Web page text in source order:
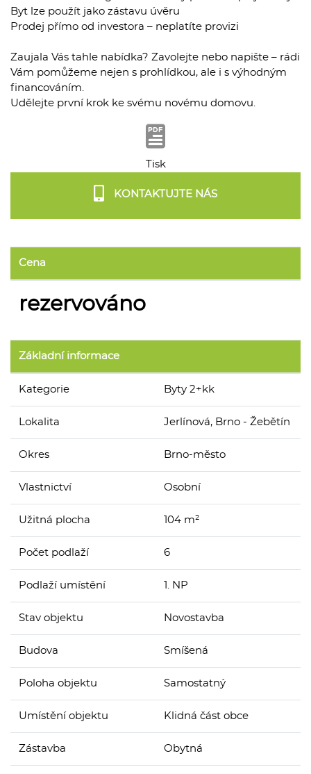
Byt lze použít jako zástavu úvěru
Prodej přímo od investora – neplatíte provizi
Zaujala Vás tahle nabídka? Zavolejte nebo napište – rádi
Vám pomůžeme nejen s prohlídkou, ale i s výhodným
financováním.
Udělejte první krok ke svému novému domovu.
Tisk
KONTAKTUJTE NÁS
Cena
rezervováno
Základní informace
Kategorie Byty 2+kk
Lokalita Jerlínová, Brno - Žebětín
Okres Brno-město
Vlastnictví Osobní
Užitná plocha 104 m²
Počet podlaží 6
Podlaží umístění 1. NP
Stav objektu Novostavba
Budova Smíšená
Poloha objektu Samostatný
Umístění objektu Klidná část obce
Zástavba Obytná